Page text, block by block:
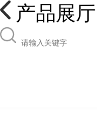
产品展厅